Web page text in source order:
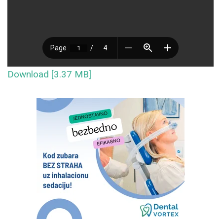
Download [3.37 MB]